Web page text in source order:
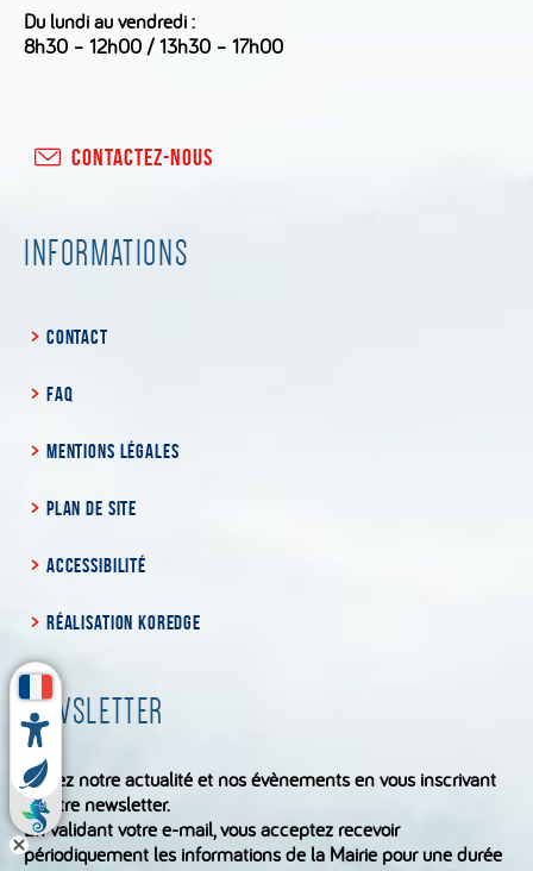
Du lundi au vendredi :
8h30 – 12h00 / 13h30 – 17h00
CONTACTEZ-NOUS
INFORMATIONS
CONTACT
FAQ
MENTIONS LÉGALES
PLAN DE SITE
ACCESSIBILITÉ
RÉALISATION KOREDGE
NEWSLETTER
Suivez notre actualité et nos évènements en vous inscrivant
à notre newsletter.
En validant votre e-mail, vous acceptez recevoir
périodiquement les informations de la Mairie pour une durée